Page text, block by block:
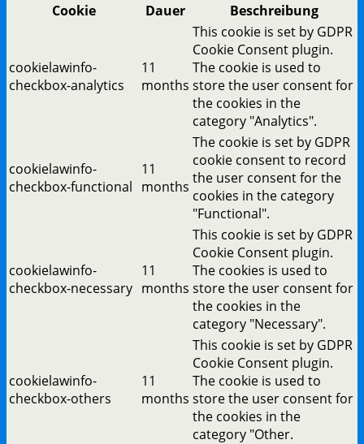
Cookie
Dauer Beschreibung
cookielawinfo-
checkbox-analytics
11
months
This cookie is set by GDPR
Cookie Consent plugin.
The cookie is used to
store the user consent for
the cookies in the
category "Analytics".
cookielawinfo-
checkbox-functional
11
months
The cookie is set by GDPR
cookie consent to record
the user consent for the
cookies in the category
"Functional".
cookielawinfo-
checkbox-necessary
11
months
This cookie is set by GDPR
Cookie Consent plugin.
The cookies is used to
store the user consent for
the cookies in the
category "Necessary".
cookielawinfo-
checkbox-others
11
months
This cookie is set by GDPR
Cookie Consent plugin.
The cookie is used to
store the user consent for
the cookies in the
category "Other.